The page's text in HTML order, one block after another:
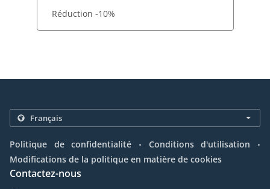
Réduction -10%
Politique de confidentialité . Conditions d'utilisation .
Modifications de la politique en matière de cookies
Contactez-nous